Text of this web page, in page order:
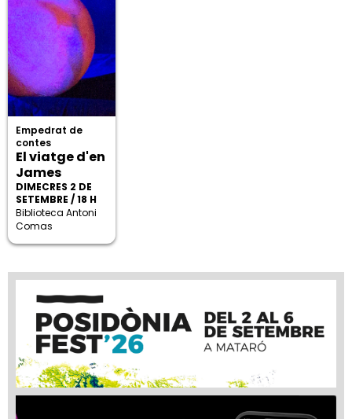
Empedrat de
contes
El viatge d'en
James
DIMECRES 2 DE
SETEMBRE / 18 H
Biblioteca Antoni
Comas